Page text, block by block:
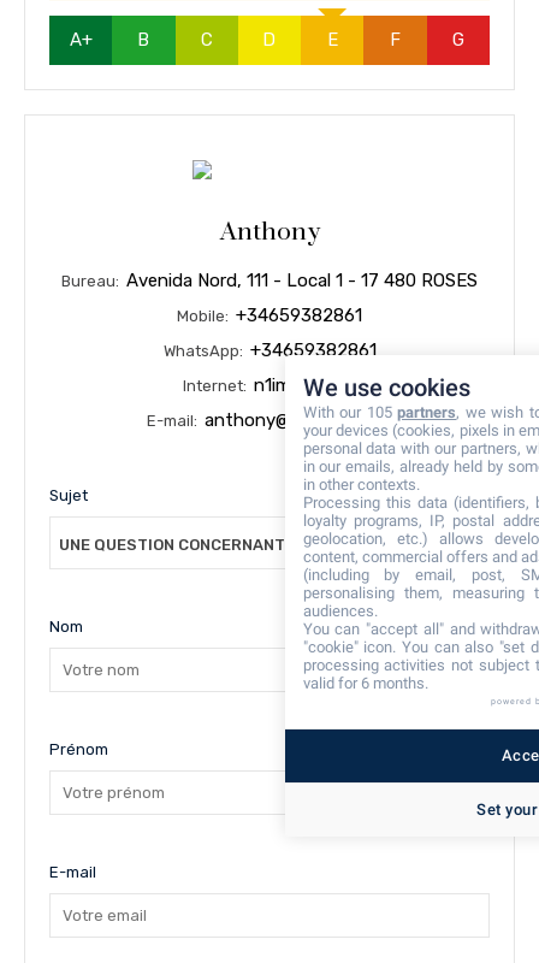
A+ B C D E F G
Anthony
Bureau: Avenida Nord, 111 - Local 1 - 17 480 ROSES
Mobile: +34659382861
WhatsApp: +34659382861
Internet: n1immo.com
E-mail: anthony@n1immo.com
Sujet
UNE QUESTION CONCERNANT CE BIEN
Nom
Prénom
E-mail
We use cookies
With our 105partners, we wish
your devices (cookies, pixels in
personal data with our partners,
in our emails, already held by
in other contexts.
Processing this data (identifiers,
loyalty programs, IP, postal
geolocation, etc.) allows
content, commercial offers and
(including by email, post,
personalising them, measuring
audiences.
You can "accept all" and
"cookie" icon. You can also "set
processing activities not subject
valid for 6 months.
powered
Set